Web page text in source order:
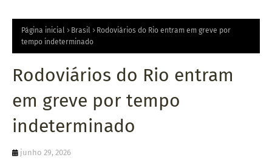
Página inicial Brasil
Rodoviários do Rio entram em greve por
tempo indeterminado
Rodoviários do Rio entram
em greve por tempo
indeterminado
junho 29, 2026